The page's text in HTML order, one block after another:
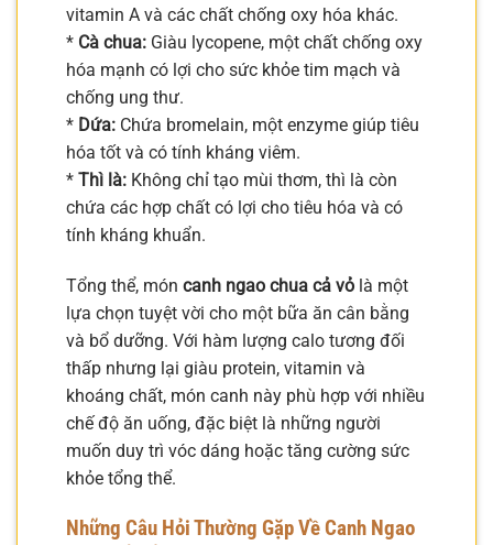
vitamin A và các chất chống oxy hóa khác.
* Cà chua: Giàu lycopene, một chất chống oxy
hóa mạnh có lợi cho sức khỏe tim mạch và
chống ung thư.
* Dứa: Chứa bromelain, một enzyme giúp tiêu
hóa tốt và có tính kháng viêm.
* Thì là: Không chỉ tạo mùi thơm, thì là còn
chứa các hợp chất có lợi cho tiêu hóa và có
tính kháng khuẩn.
Tổng thể, món canh ngao chua cả vỏ là một
lựa chọn tuyệt vời cho một bữa ăn cân bằng
và bổ dưỡng. Với hàm lượng calo tương đối
thấp nhưng lại giàu protein, vitamin và
khoáng chất, món canh này phù hợp với nhiều
chế độ ăn uống, đặc biệt là những người
muốn duy trì vóc dáng hoặc tăng cường sức
khỏe tổng thể.
Những Câu Hỏi Thường Gặp Về Canh Ngao